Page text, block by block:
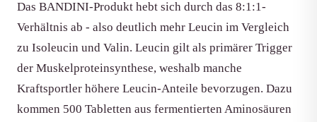
Das BANDINI-Produkt hebt sich durch das 8:1:1-
Verhältnis ab - also deutlich mehr Leucin im Vergleich
zu Isoleucin und Valin. Leucin gilt als primärer Trigger
der Muskelproteinsynthese, weshalb manche
Kraftsportler höhere Leucin-Anteile bevorzugen. Dazu
kommen 500 Tabletten aus fermentierten Aminosäuren